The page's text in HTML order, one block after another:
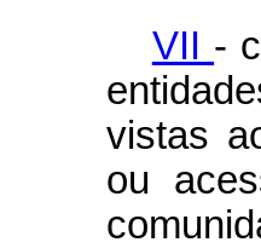
VII -
vistas
ou